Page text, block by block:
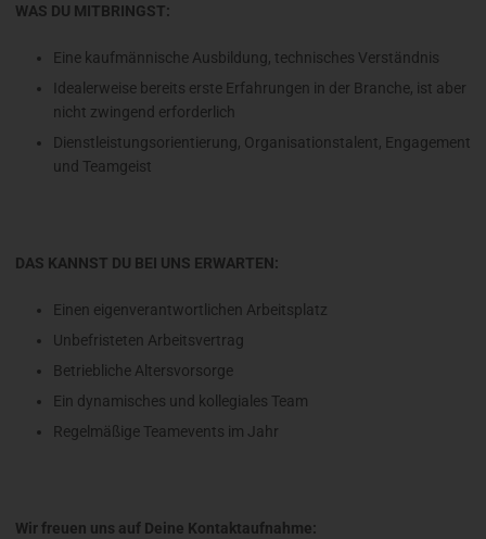
WAS DU MITBRINGST:
Eine kaufmännische Ausbildung, technisches Verständnis
Idealerweise bereits erste Erfahrungen in der Branche, ist aber
nicht zwingend erforderlich
Dienstleistungsorientierung, Organisationstalent, Engagement
und Teamgeist
DAS KANNST DU BEI UNS ERWARTEN:
Einen eigenverantwortlichen Arbeitsplatz
Unbefristeten Arbeitsvertrag
Betriebliche Altersvorsorge
Ein dynamisches und kollegiales Team
Regelmäßige Teamevents im Jahr
Wir freuen uns auf Deine Kontaktaufnahme: